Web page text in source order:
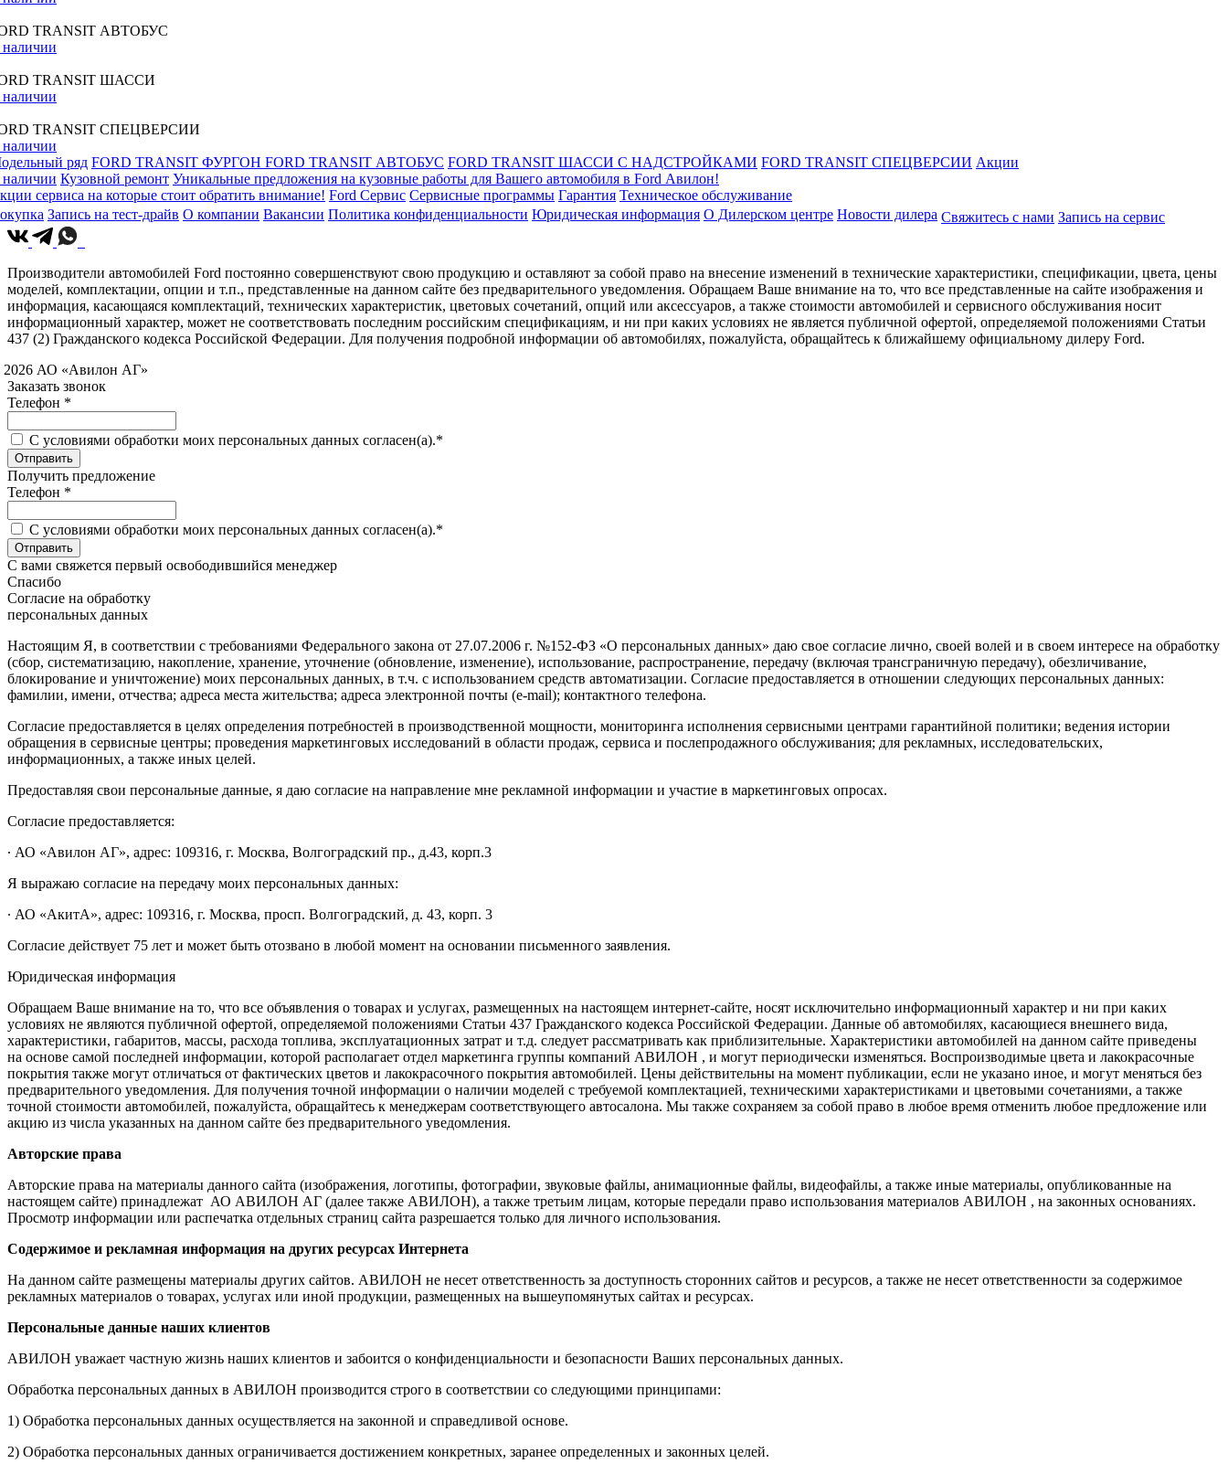
TRANSIT АВТОБУС
TRANSIT ШАССИ
TRANSIT СПЕЦВЕРСИИ
ряд FORD TRANSIT ФУРГОН FORD TRANSIT АВТОБУС FORD TRANSIT ШАССИ С НАДСТРОЙКАМИ FORD TRANSIT СПЕЦВЕРСИИ Акции
Кузовной ремонт Уникальные предложения на кузовные работы для Вашего автомобиля в Ford Авилон!
сервиса на которые стоит обратить внимание! Ford Сервис Сервисные программы Гарантия Техническое обслуживание
Запись на тест-драйв О компании Вакансии Политика конфиденциальности Юридическая информация О Дилерском центре Новости дилера Свяжитесь с нами Запись на сервис
Производители автомобилей Ford постоянно совершенствуют свою продукцию и оставляют за собой право на внесение изменений в технические характеристики, спецификации, цвета, цены
моделей, комплектации, опции и т.п., представленные на данном сайте без предварительного уведомления. Обращаем Ваше внимание на то, что все представленные на сайте изображения и
информация, касающаяся комплектаций, технических характеристик, цветовых сочетаний, опций или аксессуаров, а также стоимости автомобилей и сервисного обслуживания носит
информационный характер, может не соответствовать последним российским спецификациям, и ни при каких условиях не является публичной офертой, определяемой положениями Статьи
437 (2) Гражданского кодекса Российской Федерации. Для получения подробной информации об автомобилях, пожалуйста, обращайтесь к ближайшему официальному дилеру Ford.
АО «Авилон АГ»
Заказать звонок
Телефон *
C условиями обработки моих персональных данных согласен(а).*
Получить предложение
Телефон *
C условиями обработки моих персональных данных согласен(а).*
С вами свяжется первый освободившийся менеджер
Спасибо
Согласие на обработку
персональных данных
Настоящим Я, в соответствии с требованиями Федерального закона от 27.07.2006 г. №152-ФЗ «О персональных данных» даю свое согласие лично, своей волей и в своем интересе на обработку
(сбор, систематизацию, накопление, хранение, уточнение (обновление, изменение), использование, распространение, передачу (включая трансграничную передачу), обезличивание,
блокирование и уничтожение) моих персональных данных, в т.ч. с использованием средств автоматизации. Согласие предоставляется в отношении следующих персональных данных:
фамилии, имени, отчества; адреса места жительства; адреса электронной почты (e-mail); контактного телефона.
Согласие предоставляется в целях определения потребностей в производственной мощности, мониторинга исполнения сервисными центрами гарантийной политики; ведения истории
обращения в сервисные центры; проведения маркетинговых исследований в области продаж, сервиса и послепродажного обслуживания; для рекламных, исследовательских,
информационных, а также иных целей.
Предоставляя свои персональные данные, я даю согласие на направление мне рекламной информации и участие в маркетинговых опросах.
Согласие предоставляется:
∙ АО «Авилон АГ», адрес: 109316, г. Москва, Волгоградский пр., д.43, корп.3
Я выражаю согласие на передачу моих персональных данных:
∙ АО «АкитА», адрес: 109316, г. Москва, просп. Волгоградский, д. 43, корп. 3
Согласие действует 75 лет и может быть отозвано в любой момент на основании письменного заявления.
Юридическая информация
Обращаем Ваше внимание на то, что все объявления о товарах и услугах, размещенных на настоящем интернет-сайте, носят исключительно информационный характер и ни при каких
условиях не являются публичной офертой, определяемой положениями Статьи 437 Гражданского кодекса Российской Федерации. Данные об автомобилях, касающиеся внешнего вида,
характеристики, габаритов, массы, расхода топлива, эксплуатационных затрат и т.д. следует рассматривать как приблизительные. Характеристики автомобилей на данном сайте приведены
на основе самой последней информации, которой располагает отдел маркетинга группы компаний АВИЛОН , и могут периодически изменяться. Воспроизводимые цвета и лакокрасочные
покрытия также могут отличаться от фактических цветов и лакокрасочного покрытия автомобилей. Цены действительны на момент публикации, если не указано иное, и могут меняться без
предварительного уведомления. Для получения точной информации о наличии моделей с требуемой комплектацией, техническими характеристиками и цветовыми сочетаниями, а также
точной стоимости автомобилей, пожалуйста, обращайтесь к менеджерам соответствующего автосалона. Мы также сохраняем за собой право в любое время отменить любое предложение или
акцию из числа указанных на данном сайте без предварительного уведомления.
Авторские права
Авторские права на материалы данного сайта (изображения, логотипы, фотографии, звуковые файлы, анимационные файлы, видеофайлы, а также иные материалы, опубликованные на
настоящем сайте) принадлежат АО АВИЛОН АГ (далее также АВИЛОН), а также третьим лицам, которые передали право использования материалов АВИЛОН , на законных основаниях.
Просмотр информации или распечатка отдельных страниц сайта разрешается только для личного использования.
Содержимое и рекламная информация на других ресурсах Интернета
На данном сайте размещены материалы других сайтов. АВИЛОН не несет ответственность за доступность сторонних сайтов и ресурсов, а также не несет ответственности за содержимое
рекламных материалов о товарах, услугах или иной продукции, размещенных на вышеупомянутых сайтах и ресурсах.
Персональные данные наших клиентов
АВИЛОН уважает частную жизнь наших клиентов и забоится о конфиденциальности и безопасности Ваших персональных данных.
Обработка персональных данных в АВИЛОН производится строго в соответствии со следующими принципами:
1) Обработка персональных данных осуществляется на законной и справедливой основе.
2) Обработка персональных данных ограничивается достижением конкретных, заранее определенных и законных целей.